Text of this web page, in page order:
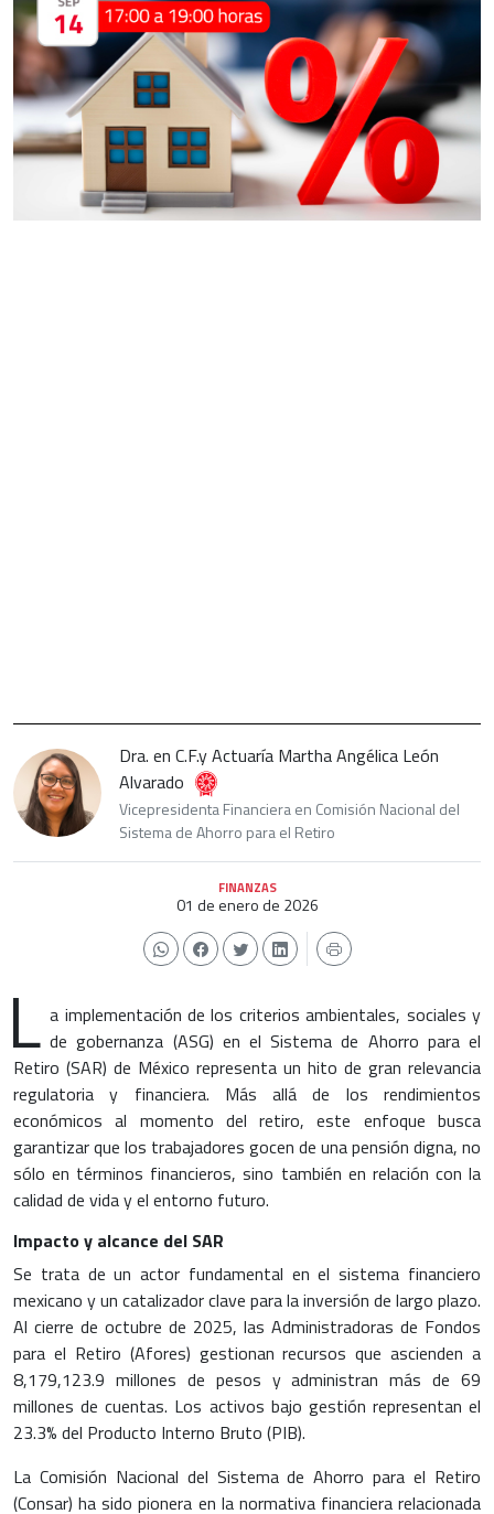
Dra. en C.F.y Actuaría Martha Angélica León
Alvarado
Vicepresidenta Financiera en Comisión Nacional del
Sistema de Ahorro para el Retiro
FINANZAS
01 de enero de 2026
L a implementación de los criterios ambientales, sociales y
de gobernanza (ASG) en el Sistema de Ahorro para el
Retiro (SAR) de México representa un hito de gran relevancia
regulatoria y financiera. Más allá de los rendimientos
económicos al momento del retiro, este enfoque busca
garantizar que los trabajadores gocen de una pensión digna, no
sólo en términos financieros, sino también en relación con la
calidad de vida y el entorno futuro.
Impacto y alcance del SAR
Se trata de un actor fundamental en el sistema financiero
mexicano y un catalizador clave para la inversión de largo plazo.
Al cierre de octubre de 2025, las Administradoras de Fondos
para el Retiro (Afores) gestionan recursos que ascienden a
8,179,123.9 millones de pesos y administran más de 69
millones de cuentas. Los activos bajo gestión representan el
23.3% del Producto Interno Bruto (PIB).
La Comisión Nacional del Sistema de Ahorro para el Retiro
(Consar) ha sido pionera en la normativa financiera relacionada